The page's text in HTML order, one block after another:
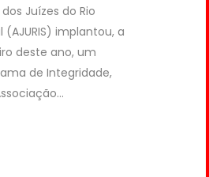
Juízes do Rio
(AJURIS) implantou, a
deste ano, um
de Integridade,